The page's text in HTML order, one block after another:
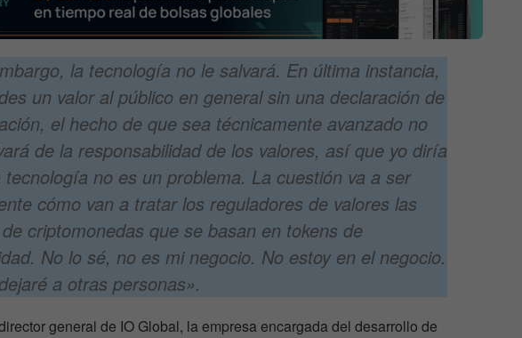
la tecnología no le salvará. En última instancia,
un valor al público en general sin una declaración de
el hecho de que sea técnicamente avanzado no
de la responsabilidad de los valores, así que yo diría
tecnología no es un problema. La cuestión va a ser
cómo van a tratar los reguladores de valores las
criptomonedas que se basan en tokens de
No lo sé, no es mi negocio. No estoy en el negocio.
a otras personas».
general de IO Global, la empresa encargada del desarrollo de